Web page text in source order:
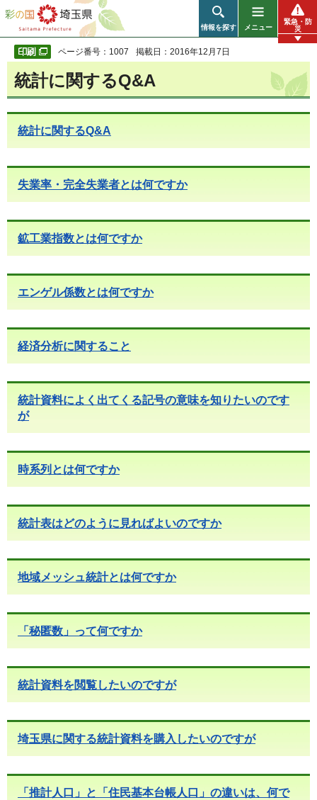
彩の国 埼玉県
情報を探す メニュー
緊急・防
災
ページ番号：1007 掲載日：2016年12月7日
統計に関するQ&A
統計に関するQ&A
失業率・完全失業者とは何ですか
鉱工業指数とは何ですか
エンゲル係数とは何ですか
経済分析に関すること
統計資料によく出てくる記号の意味を知りたいのです
が
時系列とは何ですか
統計表はどのように見ればよいのですか
地域メッシュ統計とは何ですか
「秘匿数」って何ですか
統計資料を閲覧したいのですが
埼玉県に関する統計資料を購入したいのですが
「推計人口」と「住民基本台帳人口」の違いは、何で